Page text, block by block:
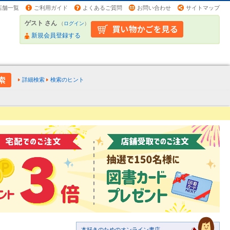
舗一覧 ご利用ガイド よくあるご質問 お問い合わせ サイトマップ
ゲスト さん （ログイン）
新規会員登録する
詳細検索 検索のヒント